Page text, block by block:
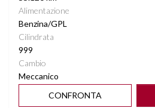
Alimentazione
Benzina/GPL
Cilindrata
999
Cambio
Meccanico
CONFRONTA